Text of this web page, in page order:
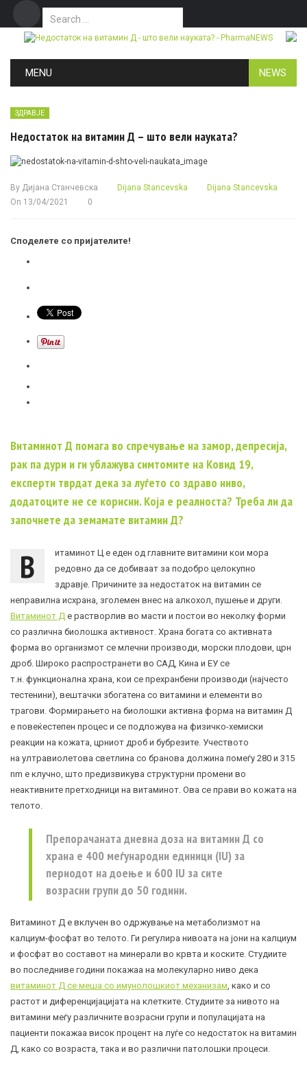
Search for:
MENU NEWS
ЗДРАВЈЕ
Недостаток на витамин Д – што вели науката?
By Дијана Станчевска Dijana Stancevska
Dijana Stancevska
On 13/04/2021 0
Споделете со пријателите!
Витаминот Д помага во спречување на замор, депресија,
рак па дури и ги ублажува симтомите на Ковид 19,
експерти тврдат дека за луѓето со здраво ниво,
додатоците не се корисни. Која е реалноста? Треба ли да
започнете да земамате витамин Д?
В
итаминот Ц е еден од главните витамини кои мора
редовно да се добиваат за подобро целокупно
здравје. Причините за недостаток на витамин се
неправилна исхрана, зголемен внес на алкохол, пушење и други.
Витаминот Д е растворлив во масти и постои во неколку форми
со различна биолошка активност. Храна богата со активната
форма во организмот се млечни производи, морски плодови, црн
дроб. Широко распространети во САД, Кина и ЕУ се
т.н. функционална храна, кои се прехранбени производи (најчесто
тестенини), вештачки збогатена со витамини и елементи во
трагови. Формирањето на биолошки активна форма на витамин Д
е повеќестепен процес и се подложува на физичко-хемиски
реакции на кожата, црниот дроб и бубрезите. Учеството
на ултравиолетова светлина со бранова должина помеѓу 280 и 315
nm е клучно, што предизвикува структурни промени во
неактивните претходници на витаминот. Ова се прави во кожата на
телото.
Препорачаната дневна доза на витамин Д со
храна е 400 меѓународни единици (IU) за
периодот на доење и 600 IU за сите
возрасни групи до 50 години.
Витаминот Д е вклучен во одржување на метаболизмот на
калциум-фосфат во телото. Ги регулира нивоата на јони на калциум
и фосфат во составот на минерали во крвта и коските. Студиите
во последниве години покажаа на молекуларно ниво дека
витаминот Д се меша со имунолошкиот механизам , како и со
растот и диференцијацијата на клетките. Студиите за нивото на
витамини меѓу различните возрасни групи и популацијата на
пациенти покажаа висок процент на луѓе со недостаток на витамин
Д, како со возраста, така и во различни патолошки процеси.